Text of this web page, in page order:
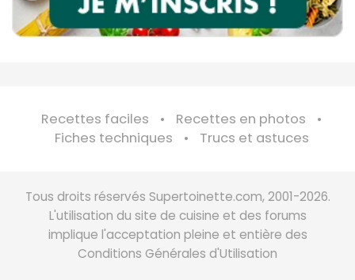
Recettes faciles
Recettes en photos
Fiches techniques
Trucs et astuces
Tous droits réservés Supertoinette.com, 2001-2026.
L'utilisation du site de cuisine et des forums
implique l'acceptation pleine et entière des
Conditions Générales d'Utilisation